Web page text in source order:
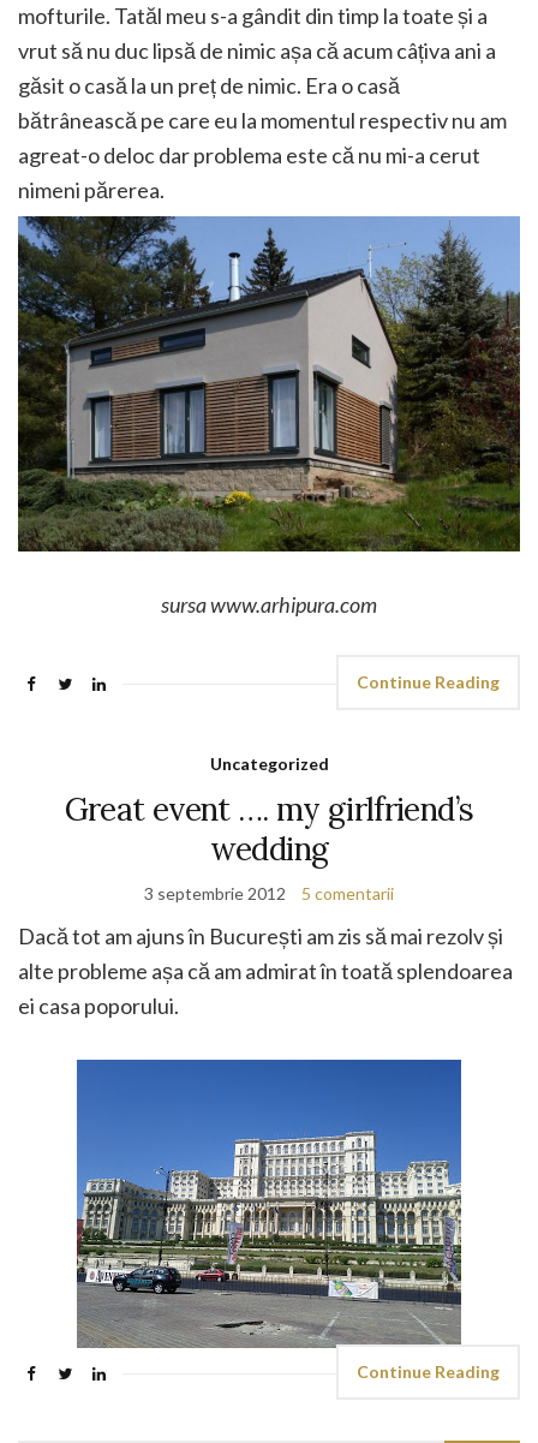
mofturile. Tatăl meu s-a gândit din timp la toate și a
vrut să nu duc lipsă de nimic așa că acum câțiva ani a
găsit o casă la un preț de nimic. Era o casă
bătrânească pe care eu la momentul respectiv nu am
agreat-o deloc dar problema este că nu mi-a cerut
nimeni părerea.
sursa www.arhipura.com
Continue Reading
Uncategorized
Great event …. my girlfriend’s
wedding
3 septembrie 2012 5 comentarii
Dacă tot am ajuns în București am zis să mai rezolv și
alte probleme așa că am admirat în toată splendoarea
ei casa poporului.
Continue Reading